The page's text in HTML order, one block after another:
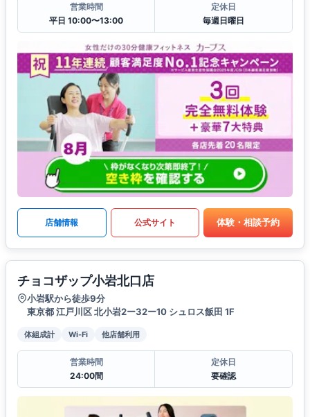
営業時間
平日 10:00〜13:00
定休日
毎週日曜日
店舗情報 公式サイト 体験・相談予約
チョコザップ小岩北口店
小岩駅から徒歩9分
東京都 江戸川区 北小岩2ー32ー10 シュロス飯田 1F
体組成計 Wi-Fi 他店舗利用
営業時間
24:00間
定休日
要確認